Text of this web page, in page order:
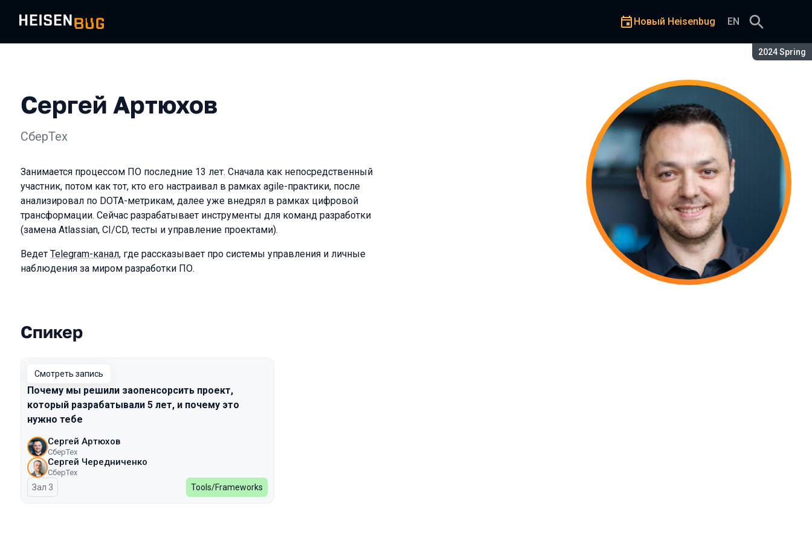
Сезон:
2024 Spring
Новый Heisenbug EN
Сергей Артюхов
СберТех
Занимается процессом ПО последние 13 лет. Сначала как непосредственный
участник, потом как тот, кто его настраивал в рамках agile-практики, после
анализировал по DOTA-метрикам, далее уже внедрял в рамках цифровой
трансформации. Сейчас разрабатывает инструменты для команд разработки
(замена Atlassian, CI/CD, тесты и управление проектами).
Ведет Telegram-канал, где рассказывает про системы управления и личные
наблюдения за миром разработки ПО.
Выступления в сезоне 2024 Spring
Спикер
Смотреть запись
Почему мы решили заопенсорсить проект,
который разрабатывали 5 лет, и почему это
нужно тебе
Сергей Артюхов
СберТех
Сергей Чередниченко
СберТех
Зал 3 Tools/Frameworks